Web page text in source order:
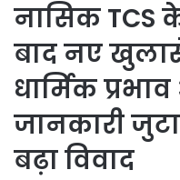
नासिक TCS
बाद नए
धार्मिक
जानकारी
बढ़ा विवाद